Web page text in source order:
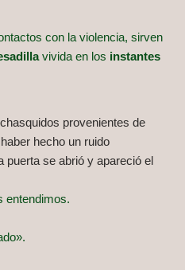
con la violencia, sirven
vivida en los instantes
provenientes de
hecho un ruido
puerta se abrió y apareció el
entendimos.